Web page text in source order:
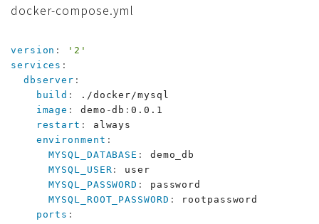
docker-compose.yml
version :
'2'
services :
dbserver :
build :
./docker/mysql
image : demo -db :0.0.1
restart :
always
environment :
MYSQL_DATABASE :
demo_db
MYSQL_USER :
user
MYSQL_PASSWORD :
password
MYSQL_ROOT_PASSWORD :
rootpassword
ports :